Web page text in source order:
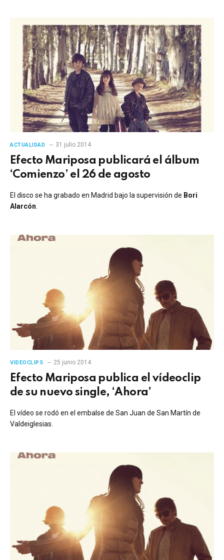
ACTUALIDAD 31 julio 2014
Efecto Mariposa publicará el álbum
‘Comienzo’ el 26 de agosto
El disco se ha grabado en Madrid bajo la supervisión de Bori
Alarcón
VIDEOCLIPS 25 junio 2014
Efecto Mariposa publica el vídeoclip
de su nuevo single, ‘Ahora’
El vídeo se rodó en el embalse de San Juan de San Martín de
Valdeiglesias.